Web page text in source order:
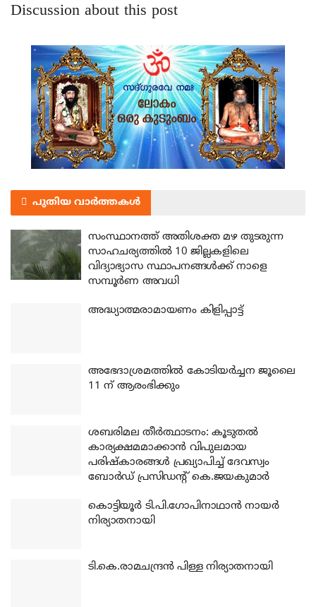
Discussion about this post
പുതിയ വാർത്തകൾ
സംസ്ഥാനത്ത് അതിശക്ത മഴ തുടരുന്ന
സാഹചര്യത്തിൽ 10 ജില്ലകളിലെ
വിദ്യാഭ്യാസ സ്ഥാപനങ്ങൾക്ക് നാളെ
സമ്പൂർണ അവധി
അദ്ധ്യാത്മരാമായണം കിളിപ്പാട്ട്
അഭേദാശ്രമത്തില്‍ കോടിയര്‍ച്ചന ജൂലൈ
11 ന് ആരംഭിക്കും
ശബരിമല തീര്‍ത്ഥാടനം: കൂടുതല്‍
കാര്യക്ഷമമാക്കാന്‍ വിപുലമായ
പരിഷ്‌കാരങ്ങള്‍ പ്രഖ്യാപിച്ച് ദേവസ്വം
ബോര്‍ഡ് പ്രസിഡന്റ് കെ.ജയകുമാര്‍
കൊട്ടിയൂര്‍ ടി.പി.ഗോപിനാഥാന്‍ നായര്‍
നിര്യാതനായി
ടി.കെ.രാമചന്ദ്രന്‍ പിള്ള നിര്യാതനായി